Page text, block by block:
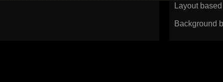
Layout
Background